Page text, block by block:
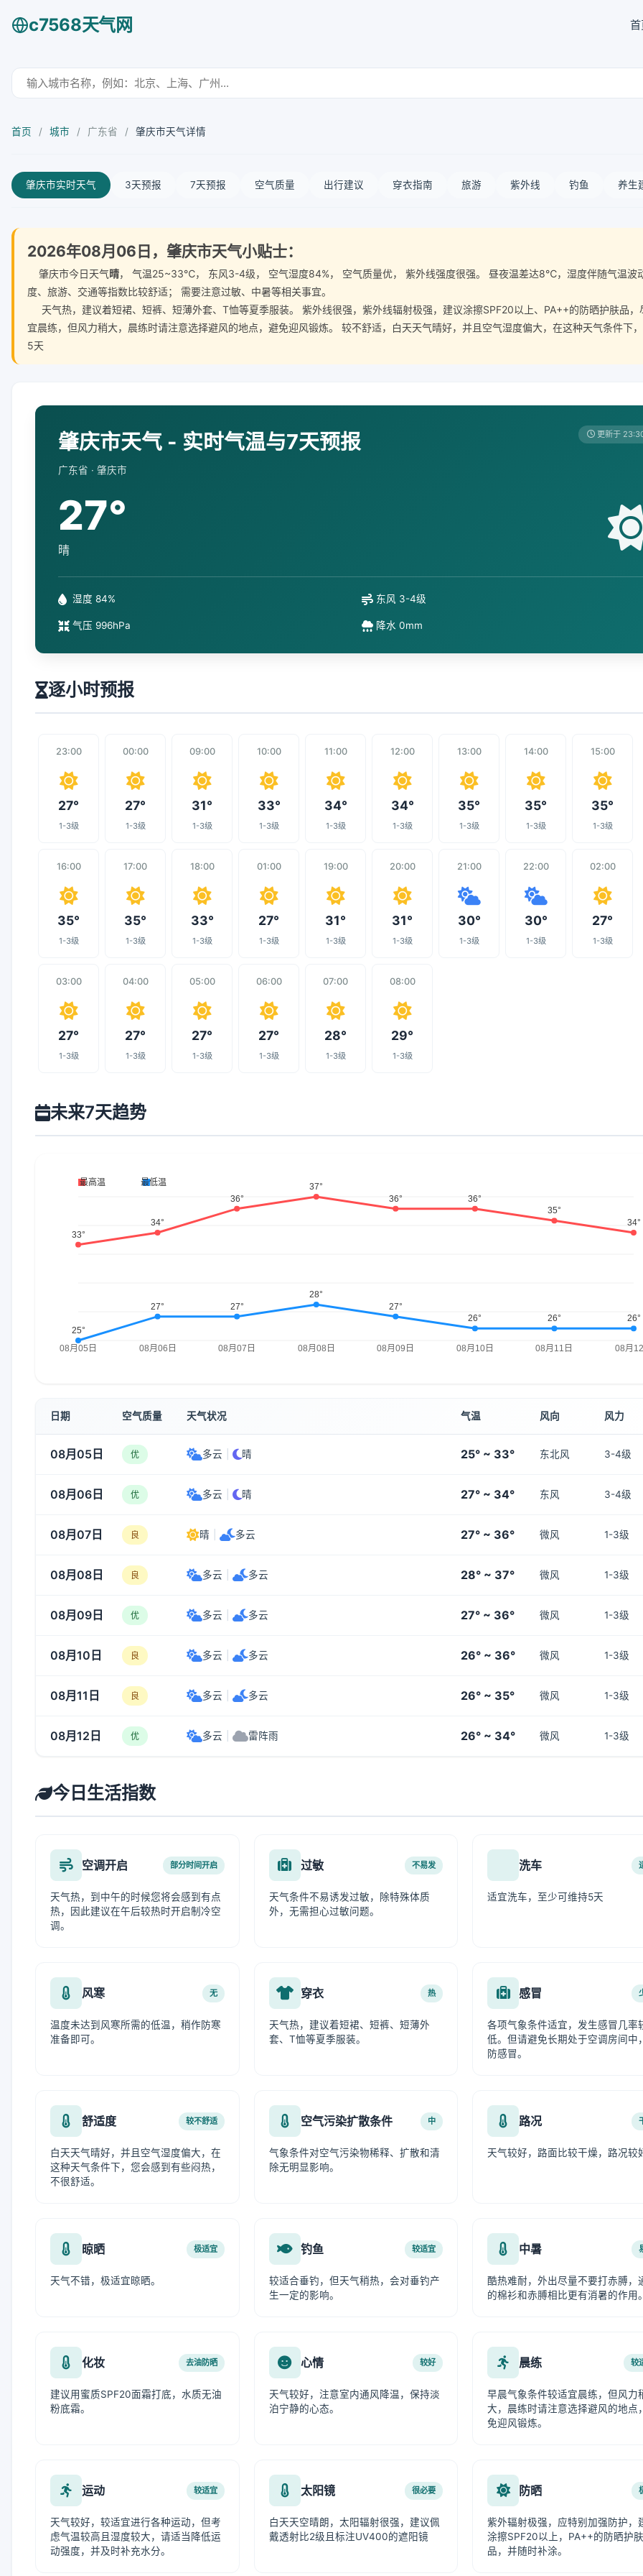
c7568天气网
首页 / 城市 / 广东省 / 肇庆市天气详情
肇庆市实时天气 3天预报 7天预报 空气质量 出行建议 穿衣指南 旅游 紫外线 钓鱼 养生
2026年08月06日，肇庆市天气小贴士：
肇庆市今日天气晴， 气温25~33℃， 东风3-4级， 空气湿度84%， 空气质量优， 紫外线强度很强。 昼夜温差达8℃，湿度伴随气温波
度、旅游、交通等指数比较舒适； 需要注意过敏、中暑等相关事宜。
天气热，建议着短裙、短裤、短薄外套、T恤等夏季服装。 紫外线很强，紫外线辐射极强，建议涂擦SPF20以上、PA++的防晒护肤品
宜晨练，但风力稍大，晨练时请注意选择避风的地点，避免迎风锻炼。 较不舒适，白天天气晴好，并且空气湿度偏大，在这种天气条件下
5天
肇庆市天气 - 实时气温与7天预报
广东省 · 肇庆市
更新于
27°
晴
湿度 84% 东风 3-4级
气压 996hPa 降水 0mm
逐小时预报
23:00
27°
1-3级
00:00
27°
1-3级
09:00
31°
1-3级
10:00
33°
1-3级
11:00
34°
1-3级
12:00
34°
1-3级
13:00
35°
1-3级
14:00
35°
1-3级
15:00
35°
1-3级
16:00
35°
1-3级
17:00
35°
1-3级
18:00
33°
1-3级
01:00
27°
1-3级
19:00
31°
1-3级
20:00
31°
1-3级
21:00
30°
1-3级
22:00
30°
1-3级
02:00
27°
1-3级
03:00
27°
1-3级
04:00
27°
1-3级
05:00
27°
1-3级
06:00
27°
1-3级
07:00
28°
1-3级
08:00
29°
1-3级
未来7天趋势
日期 空气质量 天气状况 气温 风向 风力
08月05日 优 多云 晴 25° ~ 33° 东北风 3-4级
08月06日 优 多云 晴 27° ~ 34° 东风 3-4级
08月07日 良 晴 多云 27° ~ 36° 微风 1-3级
08月08日 良 多云 多云 28° ~ 37° 微风 1-3级
08月09日 优 多云 多云 27° ~ 36° 微风 1-3级
08月10日 良 多云 多云 26° ~ 36° 微风 1-3级
08月11日 良 多云 多云 26° ~ 35° 微风 1-3级
08月12日 优 多云 雷阵雨 26° ~ 34° 微风 1-3级
今日生活指数
空调开启 部分时间开启
天气热，到中午的时候您将会感到有点
热，因此建议在午后较热时开启制冷空
调。
过敏 不易发
天气条件不易诱发过敏，除特殊体质
外，无需担心过敏问题。
洗车
适宜洗车，至少可维持5天
风寒 无
温度未达到风寒所需的低温，稍作防寒
准备即可。
穿衣 热
天气热，建议着短裙、短裤、短薄外
套、T恤等夏季服装。
感冒
各项气象条件适宜，发生感冒几率
低。但请避免长期处于空调房间中
防感冒。
舒适度 较不舒适
白天天气晴好，并且空气湿度偏大，在
这种天气条件下，您会感到有些闷热，
不很舒适。
空气污染扩散条件 中
气象条件对空气污染物稀释、扩散和清
除无明显影响。
路况
天气较好，路面比较干燥，路况较
晾晒 极适宜
天气不错，极适宜晾晒。
钓鱼 较适宜
较适合垂钓，但天气稍热，会对垂钓产
生一定的影响。
中暑
酷热难耐，外出尽量不要打赤膊，
的棉衫和赤膊相比更有消暑的作用
化妆 去油防晒
建议用蜜质SPF20面霜打底，水质无油
粉底霜。
心情 较好
天气较好，注意室内通风降温，保持淡
泊宁静的心态。
晨练 较
早晨气象条件较适宜晨练，但风力
大，晨练时请注意选择避风的地点
免迎风锻炼。
运动 较适宜
天气较好，较适宜进行各种运动，但考
虑气温较高且湿度较大，请适当降低运
动强度，并及时补充水分。
太阳镜 很必要
白天天空晴朗，太阳辐射很强，建议佩
戴透射比2级且标注UV400的遮阳镜
防晒
紫外辐射极强，应特别加强防护，
涂擦SPF20以上，PA++的防晒护
品，并随时补涂。